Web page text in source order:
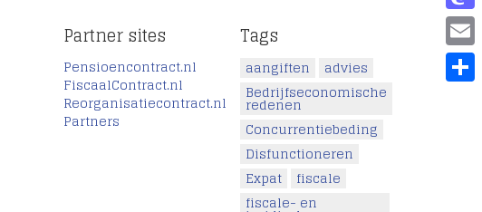
Partner sites
Pensioencontract.nl
FiscaalContract.nl
Reorganisatiecontract.nl
Partners
Tags
aangiften
advies
Bedrijfseconomische
redenen
Concurrentiebeding
Disfunctioneren
Expat
fiscale
fiscale- en